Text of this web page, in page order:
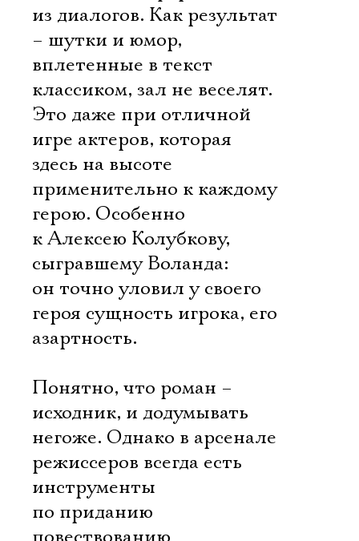
из диалогов. Как результат
– шутки и юмор,
вплетенные в текст
классиком, зал не веселят.
Это даже при отличной
игре актеров, которая
здесь на высоте
применительно к каждому
герою. Особенно
к Алексею Колубкову,
сыгравшему Воланда:
он точно уловил у своего
героя сущность игрока, его
азартность.
Понятно, что роман –
исходник, и додумывать
негоже. Однако в арсенале
режиссеров всегда есть
инструменты
по приданию